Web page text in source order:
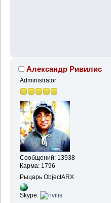
Александр Ривилис
Administrator
Сообщений: 13938
Карма: 1796
Рыцарь ObjectARX
Skype: